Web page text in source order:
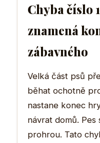
Chyba číslo
znamená
zábavného
Velká část psů
běhat ochotně
nastane konec
návrat domů. Pes
prohrou. Tato